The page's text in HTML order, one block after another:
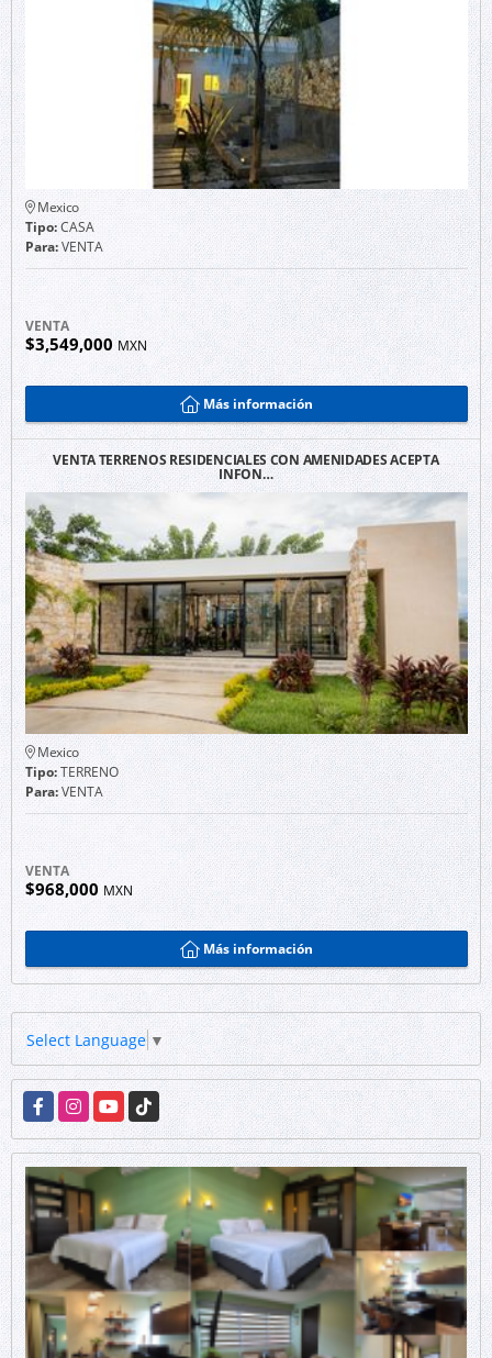
Mexico
Tipo:CASA
Para:VENTA
VENTA
$3,549,000 MXN
Más información
VENTA TERRENOS RESIDENCIALES CON AMENIDADES ACEPTA
INFON…
Mexico
Tipo:TERRENO
Para:VENTA
VENTA
$968,000 MXN
Más información
Select Language▼
FacebookInstagramYouTubeTikTok